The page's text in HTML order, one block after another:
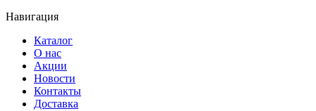
Навигация
Каталог
О нас
Акции
Новости
Контакты
Доставка